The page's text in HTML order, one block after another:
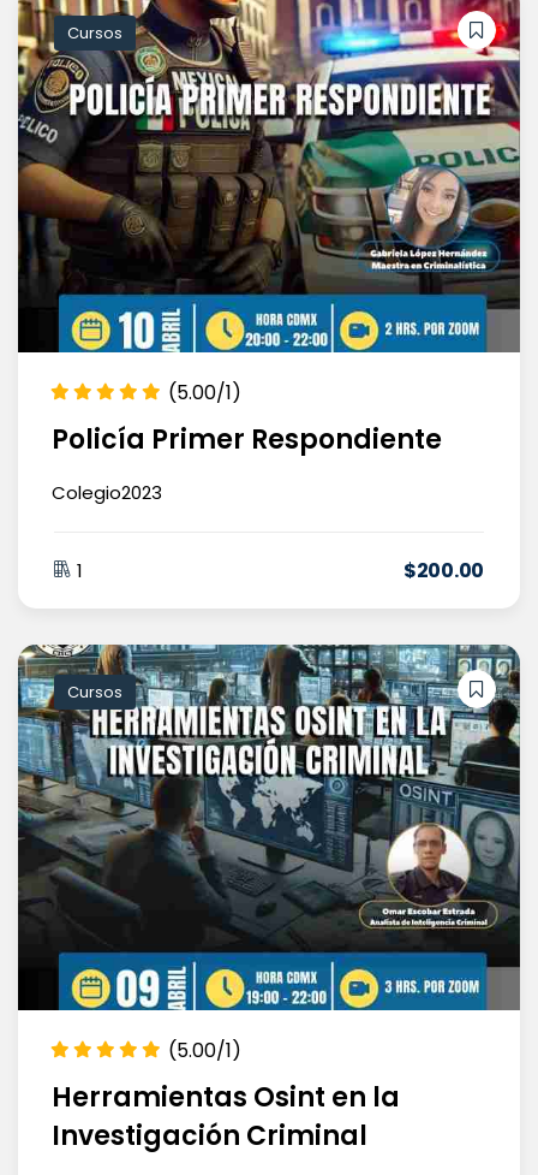
Cursos
(5.00/1)
Policía Primer Respondiente
Colegio2023
1 $200.00
Cursos
(5.00/1)
Herramientas Osint en la
Investigación Criminal